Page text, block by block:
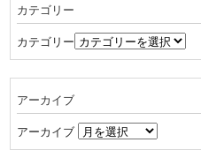
カテゴリー
カテゴリー
アーカイブ
アーカイブ